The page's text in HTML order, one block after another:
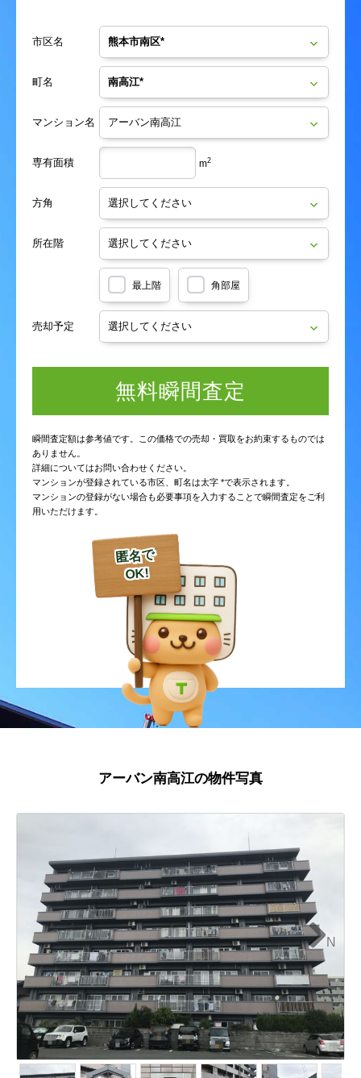
市区名
町名
マンション名
専有面積 m2
方角
所在階
最上階 角部屋
売却予定
無料瞬間査定
瞬間査定額は参考値です。この価格での売却・買取をお約束するものでは
ありません。
詳細についてはお問い合わせください。
マンションが登録されている市区、町名は太字 *で表示されます。
マンションの登録がない場合も必要事項を入力することで瞬間査定をご利
用いただけます。
アーバン南高江の物件写真
N
ext